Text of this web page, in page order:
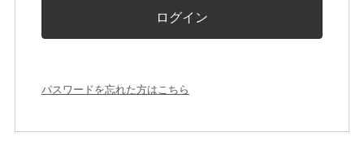
ログイン
パスワードを忘れた方はこちら